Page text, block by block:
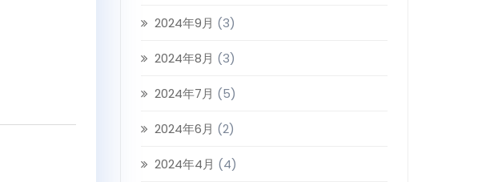
2024年9月 (3)
2024年8月 (3)
2024年7月 (5)
2024年6月 (2)
2024年4月 (4)